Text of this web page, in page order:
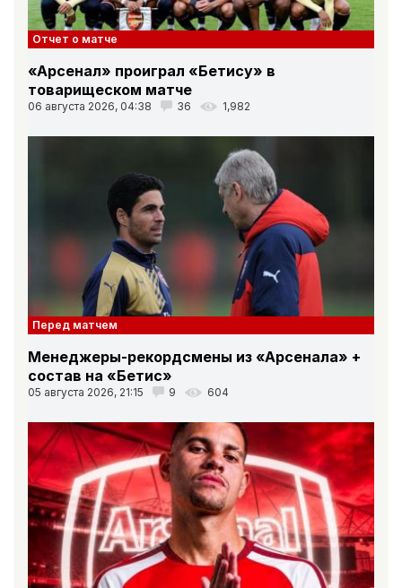
Отчет о матче
«Арсенал» проиграл «Бетису» в
товарищеском матче
06 августа 2026, 04:38 36 1,982
Перед матчем
Менеджеры-рекордсмены из «Арсенала» +
состав на «Бетис»
05 августа 2026, 21:15 9 604